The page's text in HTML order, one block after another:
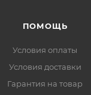
ПОМОЩЬ
Условия оплаты
Условия доставки
Гарантия на товар